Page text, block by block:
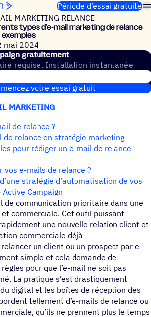
Période d’essai gratuite
MARKETING RELANCE
types d’e‑mail marke­ting de relance
mai 2024
gratuitement
requise. Installation instantanée
votre essai gratuit
MARKETING
de relance ?
de relance en stratégie marketing
pour rédiger un e-mail de relance
vos e-mails de relance ?
stratégie d’automatisation de vos
Campaign
de communication prioritaire dans une
commerciale. Cet outil puissant
une nouvelle relation client et
commerciale déjà
un client ou un prospect par e-
simple et cela demande de
pour que l’e-mail ne soit pas
La pratique s’est drastiquement
digital et les boîtes de réception des
tellement d’e-mails de relance ou
qu’ils ne prennent plus le temps